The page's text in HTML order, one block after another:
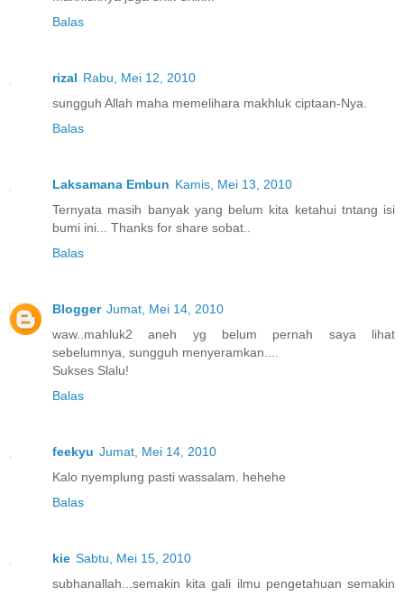
Balas
rizal Rabu, Mei 12, 2010
sungguh Allah maha memelihara makhluk ciptaan-Nya.
Balas
Laksamana Embun Kamis, Mei 13, 2010
Ternyata masih banyak yang belum kita ketahui tntang isi
bumi ini... Thanks for share sobat..
Balas
Blogger Jumat, Mei 14, 2010
waw..mahluk2 aneh yg belum pernah saya lihat
sebelumnya, sungguh menyeramkan....
Sukses Slalu!
Balas
feekyu Jumat, Mei 14, 2010
Kalo nyemplung pasti wassalam. hehehe
Balas
kie Sabtu, Mei 15, 2010
subhanallah...semakin kita gali ilmu pengetahuan semakin